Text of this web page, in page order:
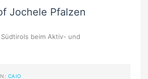
Jochele Pfalzen
beim Aktiv- und
CAIO